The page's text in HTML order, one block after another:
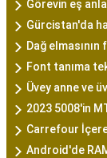
Görevin eş
Gürcistan'da
Dağ
Font tanıma
Üvey anne ve
2023 5008'in
Carrefour
Android'de